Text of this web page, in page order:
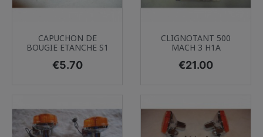
CAPUCHON DE
BOUGIE ETANCHE S1
Price
€5.70
CLIGNOTANT 500
MACH 3 H1A
Price
€21.00